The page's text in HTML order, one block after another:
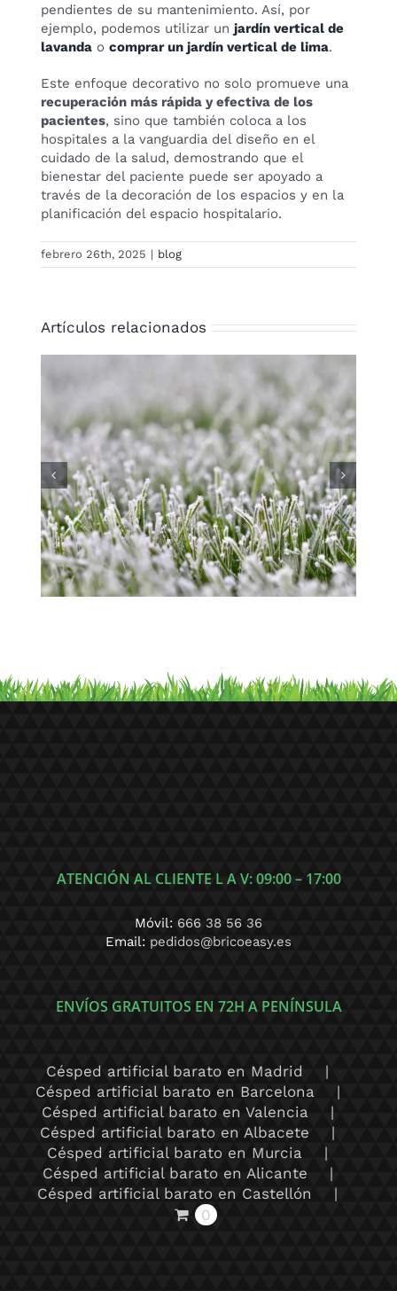
pendientes de su mantenimiento. Así, por
ejemplo, podemos utilizar un jardín vertical de
lavandao comprar un jardín vertical de lima.
Este enfoque decorativo no solo promueve una
recuperación más rápida y efectiva de los
pacientes, sino que también coloca a los
hospitales a la vanguardia del diseño en el
cuidado de la salud, demostrando que el
bienestar del paciente puede ser apoyado a
través de la decoración de los espacios y en la
planificación del espacio hospitalario.
febrero 26th, 2025 | blog
Artículos relacionados
Los mejores trucos para
aprovechar el césped artificial
para bodas
ATENCIÓN AL CLIENTE L A V: 09:00 – 17:00
Móvil: 666 38 56 36
Email: pedidos@bricoeasy.es
ENVÍOS GRATUITOS EN 72H A PENÍNSULA
Césped artificial barato en Madrid
Césped artificial barato en Barcelona
Césped artificial barato en Valencia
Césped artificial barato en Albacete
Césped artificial barato en Murcia
Césped artificial barato en Alicante
Césped artificial barato en Castellón
0